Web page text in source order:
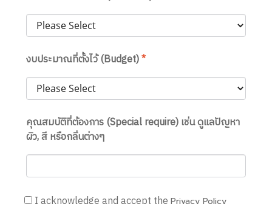
งบประมาณที่ตั้งไว้ (Budget)*
คุณสมบัติที่ต้องการ (Special require) เช่น ดูแลปัญหา
ผิว, สี หรือกลิ่นต่างๆ
Privacy Policy